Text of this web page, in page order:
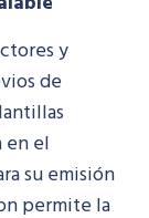
y
de
en el
su emisión
permite la